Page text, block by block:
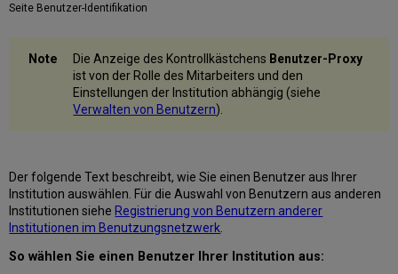
Seite Benutzer-Identifikation
Die Anzeige des Kontrollkästchens Benutzer-Proxy
ist von der Rolle des Mitarbeiters und den
Einstellungen der Institution abhängig (siehe
Verwalten von Benutzern).
Der folgende Text beschreibt, wie Sie einen Benutzer aus Ihrer
Institution auswählen. Für die Auswahl von Benutzern aus anderen
Institutionen sieheRegistrierung von Benutzern anderer
Institutionen im Benutzungsnetzwerk
So wählen Sie einen Benutzer Ihrer Institution aus: